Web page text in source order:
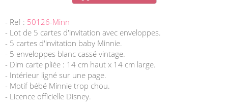
- Ref : 50126-Minn
- Lot de 5 cartes d'invitation avec enveloppes.
- 5 cartes d'invitation baby Minnie.
- 5 enveloppes blanc cassé vintage.
- Dim carte pliée : 14 cm haut x 14 cm large.
- Intérieur ligné sur une page.
- Motif bébé Minnie trop chou.
- Licence officielle Disney.